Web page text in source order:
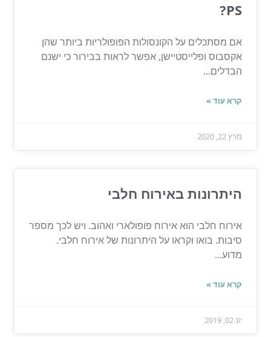
PS?
אם מסתכלים על הקונסולות הפופולריות ביותר שהן
אקסבוס ופלייסטיישן, אפשר לראות בבירור כי ישנם
הבדלים...
קרא עוד »
מרץ 22, 2020
היתרונות באירוח חלבי
אירוח חלבי הוא אירוח פופולארי ואהוב. ויש לכך מספר
סיבות. בואו וקראו על היתרונות של אירוח חלבי.
מדוע...
קרא עוד »
יונ 02, 2019